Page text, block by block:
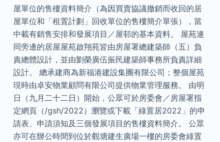
屋單位的售樓資料簡介（為因買賣協議撤銷而收回的居
屋單位和「租置計劃」回收單位的售樓簡介單張），當
中載有銷售安排和發展項目／屋邨的基本資料。 屋苑連
同旁邊的居屋屋苑啟翔苑皆由房屋署總建築師（五）負
責總體設計，並由劉榮廣伍振民建築師事務所負責詳細
設計。 總承建商為新福港建設集團有限公司；整個屋苑
現時由卓安物業顧問有限公司提供物業管理服務。 由明
日（九月二十二日）開始，公眾可於房委會／房屋署指
定網頁（/gsh/2022）瀏覽或下載「綠置居2022」的申
請表、申請須知及三個發展項目的售樓資料簡介。 公眾
亦可在辦公時間到位於觀塘建生廣場一樓的房委會綠置